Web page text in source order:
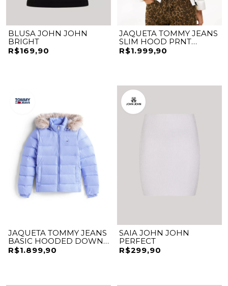
BLUSA JOHN JOHN
BRIGHT
R$169,90
JAQUETA TOMMY JEANS
SLIM HOOD PRNT
DOWN JCKT EXT
R$1.999,90
JAQUETA TOMMY JEANS
BASIC HOODED DOWN
EXT
R$1.899,90
SAIA JOHN JOHN
PERFECT
R$299,90